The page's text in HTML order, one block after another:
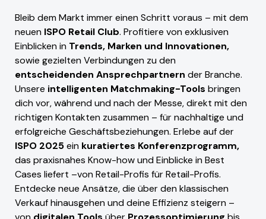
Bleib dem Markt immer einen Schritt voraus – mit dem
neuen ISPO Retail Club. Profitiere von exklusiven
Einblicken in Trends, Marken und Innovationen,
sowie gezielten Verbindungen zu den
entscheidenden Ansprechpartnern der Branche.
Unsere intelligenten Matchmaking-Tools bringen
dich vor, während und nach der Messe, direkt mit den
richtigen Kontakten zusammen – für nachhaltige und
erfolgreiche Geschäftsbeziehungen. Erlebe auf der
ISPO 2025ein kuratiertes Konferenzprogramm,
das praxisnahes Know-how und Einblicke in Best
Cases liefert –von Retail-Profis für Retail-Profis.
Entdecke neue Ansätze, die über den klassischen
Verkauf hinausgehen und deine Effizienz steigern –